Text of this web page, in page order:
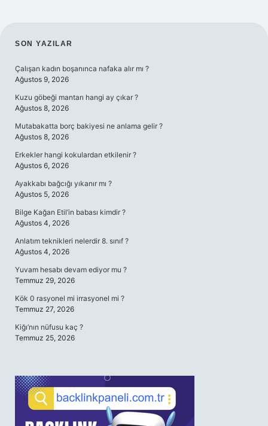
SIDEBAR
SON YAZILAR
Çalışan kadın boşanınca nafaka alır mı ?
Ağustos 9, 2026
Kuzu göbeği mantarı hangi ay çıkar ?
Ağustos 8, 2026
Mutabakatta borç bakiyesi ne anlama gelir ?
Ağustos 8, 2026
Erkekler hangi kokulardan etkilenir ?
Ağustos 6, 2026
Ayakkabı bağcığı yıkanır mı ?
Ağustos 5, 2026
Bilge Kağan Etil’in babası kimdir ?
Ağustos 4, 2026
Anlatım teknikleri nelerdir 8. sınıf ?
Ağustos 4, 2026
Yuvam hesabı devam ediyor mu ?
Temmuz 29, 2026
Kök 0 rasyonel mi irrasyonel mi ?
Temmuz 27, 2026
Kiğı’nın nüfusu kaç ?
Temmuz 25, 2026